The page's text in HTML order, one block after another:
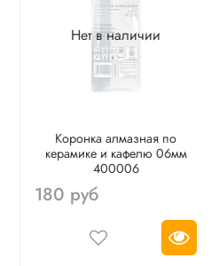
Нет в наличии
Коронка алмазная по
керамике и кафелю 06мм
400006
180 руб